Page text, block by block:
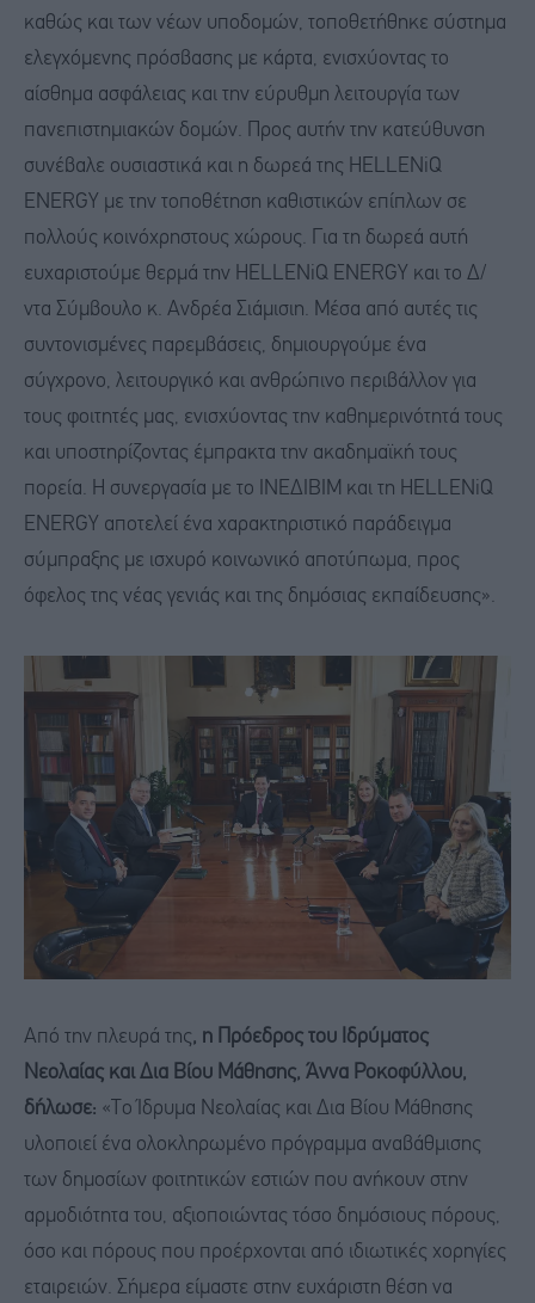
καθώς και των νέων υποδομών, τοποθετήθηκε σύστημα
ελεγχόμενης πρόσβασης με κάρτα, ενισχύοντας το
αίσθημα ασφάλειας και την εύρυθμη λειτουργία των
πανεπιστημιακών δομών. Προς αυτήν την κατεύθυνση
συνέβαλε ουσιαστικά και η δωρεά της HELLENiQ
ENERGY με την τοποθέτηση καθιστικών επίπλων σε
πολλούς κοινόχρηστους χώρους. Για τη δωρεά αυτή
ευχαριστούμε θερμά την HELLENiQ ENERGY και το Δ/
ντα Σύμβουλο κ. Ανδρέα Σιάμισιη. Μέσα από αυτές τις
συντονισμένες παρεμβάσεις, δημιουργούμε ένα
σύγχρονο, λειτουργικό και ανθρώπινο περιβάλλον για
τους φοιτητές μας, ενισχύοντας την καθημερινότητά τους
και υποστηρίζοντας έμπρακτα την ακαδημαϊκή τους
πορεία. Η συνεργασία με το ΙΝΕΔΙΒΙΜ και τη HELLENiQ
ENERGY αποτελεί ένα χαρακτηριστικό παράδειγμα
σύμπραξης με ισχυρό κοινωνικό αποτύπωμα, προς
όφελος της νέας γενιάς και της δημόσιας εκπαίδευσης».
Από την πλευρά της, η Πρόεδρος του Ιδρύματος
Νεολαίας και Δια Βίου Μάθησης, Άννα Ροκοφύλλου,
δήλωσε: «Το Ίδρυμα Νεολαίας και Δια Βίου Μάθησης
υλοποιεί ένα ολοκληρωμένο πρόγραμμα αναβάθμισης
των δημοσίων φοιτητικών εστιών που ανήκουν στην
αρμοδιότητα του, αξιοποιώντας τόσο δημόσιους πόρους,
όσο και πόρους που προέρχονται από ιδιωτικές χορηγίες
εταιρειών. Σήμερα είμαστε στην ευχάριστη θέση να